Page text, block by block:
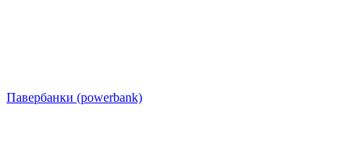
Павербанки (powerbank)